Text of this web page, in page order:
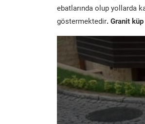
ebatlarında olup yollarda
göstermektedir. Granit